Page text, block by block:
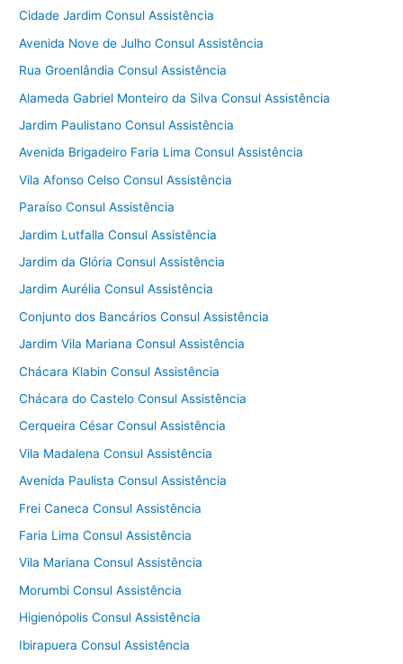
Cidade Jardim Consul Assistência
Avenida Nove de Julho Consul Assistência
Rua Groenlândia Consul Assistência
Alameda Gabriel Monteiro da Silva Consul Assistência
Jardim Paulistano Consul Assistência
Avenida Brigadeiro Faria Lima Consul Assistência
Vila Afonso Celso Consul Assistência
Paraíso Consul Assistência
Jardim Lutfalla Consul Assistência
Jardim da Glória Consul Assistência
Jardim Aurélia Consul Assistência
Conjunto dos Bancários Consul Assistência
Jardim Vila Mariana Consul Assistência
Chácara Klabin Consul Assistência
Chácara do Castelo Consul Assistência
Cerqueira César Consul Assistência
Vila Madalena Consul Assistência
Avenida Paulista Consul Assistência
Frei Caneca Consul Assistência
Faria Lima Consul Assistência
Vila Mariana Consul Assistência
Morumbi Consul Assistência
Higienópolis Consul Assistência
Ibirapuera Consul Assistência